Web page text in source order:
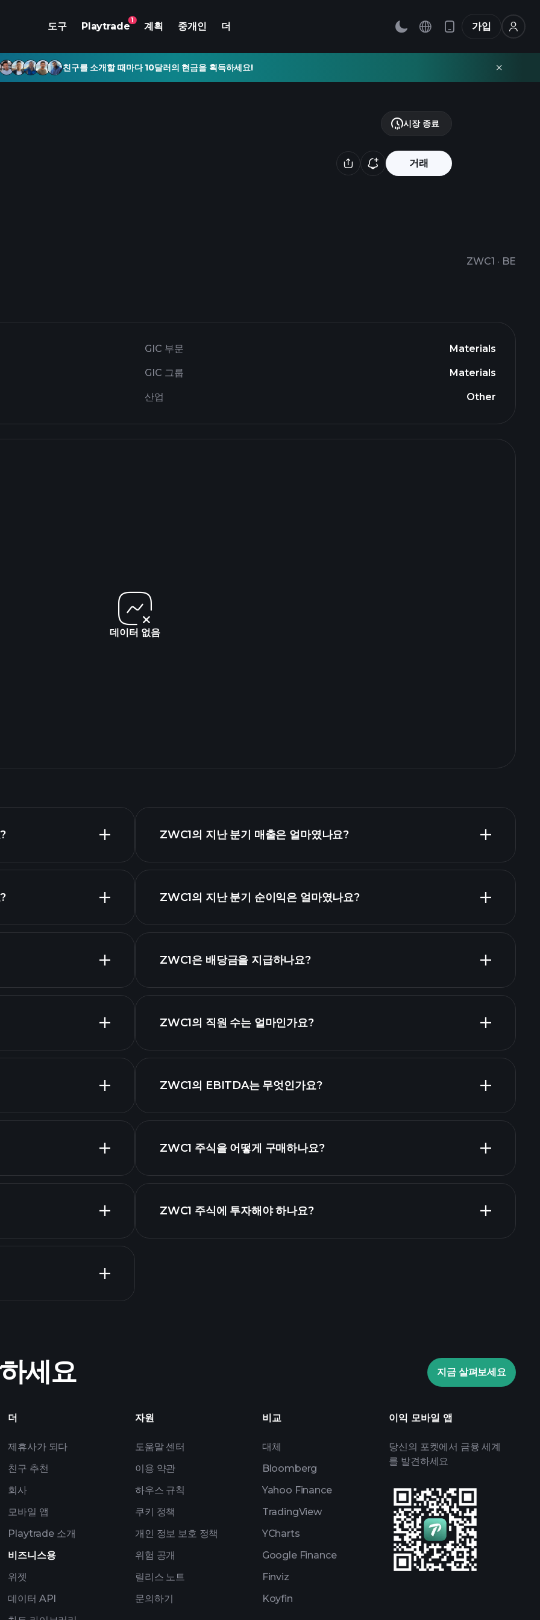
도구 Playtrade
1
계획 중개인 더 가입
친구를 소개할 때마다 10달러의 현금을 획득하세요!
거래
ZWC1 · BE
시장 종료
GIC 부문 Materials
GIC 그룹 Materials
산업 Other
데이터 없음
시가 총액
ZWC1의 지난 분기 매출은 얼마였나요?
ZWC1의 지난 분기 순이익은 얼마였나요?
ZWC1은 배당금을 지급하나요?
고배당 주식 목록
ZWC1의 직원 수는 얼마인가요?
가장 큰 고용주 목록
ZWC1의 EBITDA는 무엇인가요?
ZWC1 재
ZWC1 주식을 어떻게 구매하나요?
Playtrade Tournaments
ZWC1 주식에 투자해야 하나요?
억만장자 포트
세요 지금 살펴보세요
더
제휴사가 되다
친구 추천
회사
모바일 앱
Playtrade 소개
비즈니스용
위젯
데이터 API
자원
도움말 센터
이용 약관
하우스 규칙
쿠키 정책
개인 정보 보호 정책
위험 공개
릴리스 노트
문의하기
비교
대체
Bloomberg
Yahoo Finance
TradingView
YCharts
Google Finance
Finviz
Koyfin
이익 모바일 앱
당신의 포켓에서 금융 세계
를 발견하세요